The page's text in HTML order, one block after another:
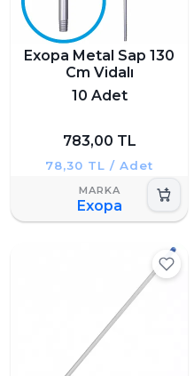
Exopa Metal Sap 130
Cm Vidalı
10 Adet
783,00 TL
78,30 TL / Adet
Exopa